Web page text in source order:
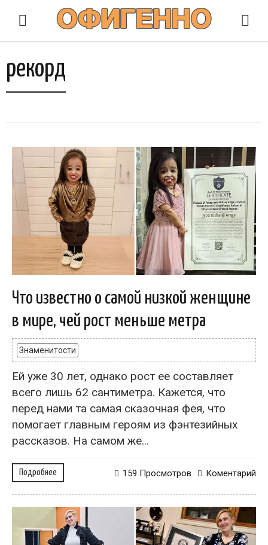
рекорд
Что известно о самой низкой женщине
в мире, чей рост меньше метра
Знаменитости
Ей уже 30 лет, однако рост ее составляет
всего лишь 62 сантиметра. Кажется, что
перед нами та самая сказочная фея, что
помогает главным героям из фэнтезийных
рассказов. На самом же...
Подробнее Коментарий
159 Просмотров